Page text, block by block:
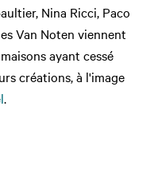
Nina Ricci, Paco
Van Noten viennent
ayant cessé
créations, à l'image
.